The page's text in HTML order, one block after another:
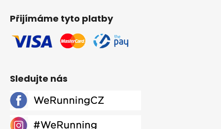
Přijímáme tyto platby
Sledujte nás